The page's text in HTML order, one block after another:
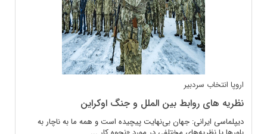
اروپا انتخاب سردبیر
نظریه های روابط بین الملل و جنگ اوکراین
دیپلماسی ایرانی: جهان بی‌نهایت پیچیده است و همه ما به ناچار به